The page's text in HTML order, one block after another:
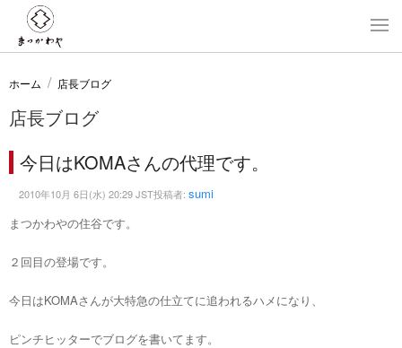
ホーム 店長ブログ
店長ブログ
今日はKOMAさんの代理です。
2010年10月 6日(水) 20:29 JST投稿者: sumi
まつかわやの住谷です。
２回目の登場です。
今日はKOMAさんが大特急の仕立てに追われるハメになり、
ピンチヒッターでブログを書いてます。